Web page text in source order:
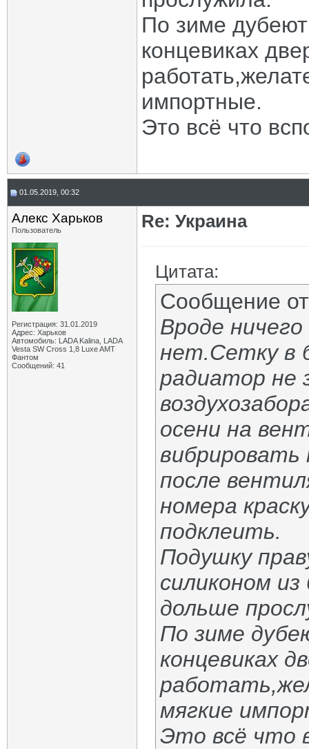
По зиме
концевиках
импортные.
Это всё что
01.05.2019, 00:32
Алекс Харьков
Пользователь
Регистрация: 31.01.2019
Адрес: Харьков
Автомобиль: LADA Kalina, LADA
Vesta SW Cross 1,8 Luxe AMT
Фантом
Сообщений: 41
Re: Украина
Цитата:
Сообщение
Вроде
нет.Сетку в
радиатор не
осени на
после
номера
подклеить.
Подушку
силиконом
дольше
По зиме
концевиках
мягкие
Это всё что